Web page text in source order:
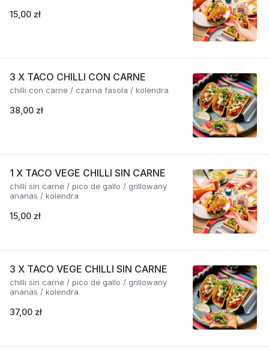
15,00 zł
3 X TACO CHILLI CON CARNE
chilli con carne / czarna fasola / kolendra
38,00 zł
1 X TACO VEGE CHILLI SIN CARNE
chilli sin carne / pico de gallo / grillowany
ananas / kolendra
15,00 zł
3 X TACO VEGE CHILLI SIN CARNE
chilli sin carne / pico de gallo / grillowany
ananas / kolendra
37,00 zł